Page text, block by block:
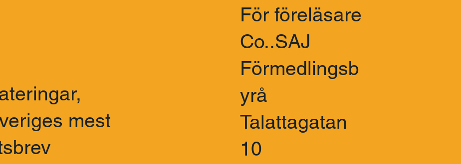
mest
För föreläsare
Co..SAJ
Förmedlingsb
yrå
Talattagatan
10